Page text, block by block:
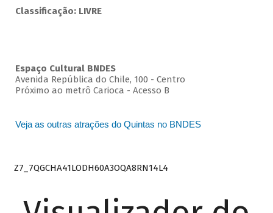
Classificação: LIVRE
Espaço Cultural BNDES
Avenida República do Chile, 100 - Centro
Próximo ao metrô Carioca - Acesso B
Veja as outras atrações do Quintas no BNDES
Z7_7QGCHA41LODH60A3OQA8RN14L4